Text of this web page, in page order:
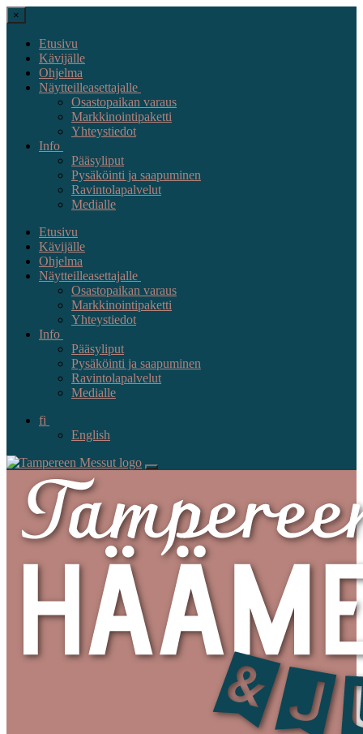
×
Etusivu
Kävijälle
Ohjelma
Näytteilleasettajalle
Osastopaikan varaus
Markkinointipaketti
Yhteystiedot
Info
Pääsyliput
Pysäköinti ja saapuminen
Ravintolapalvelut
Medialle
Etusivu
Kävijälle
Ohjelma
Näytteilleasettajalle
Osastopaikan varaus
Markkinointipaketti
Yhteystiedot
Info
Pääsyliput
Pysäköinti ja saapuminen
Ravintolapalvelut
Medialle
fi
English